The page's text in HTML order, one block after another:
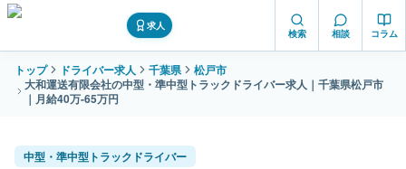
求人
検索 相談 コラム
トップ ドライバー求人 千葉県
松戸市
大和運送有限会社の中型・準中型トラックドライバー求人｜千葉県松戸市
｜月給40万-65万円
中型・準中型トラックドライバー